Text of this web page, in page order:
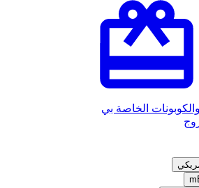
الخاصة بي